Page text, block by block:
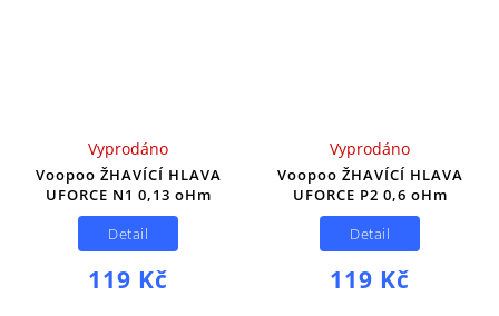
Voopoo ŽHAVÍCÍ HLAVA
UFORCE N1 0,13 oHm
Vyprodáno
119 Kč
Detail
Voopoo ŽHAVÍCÍ HLAVA
UFORCE P2 0,6 oHm
Vyprodáno
119 Kč
Detail